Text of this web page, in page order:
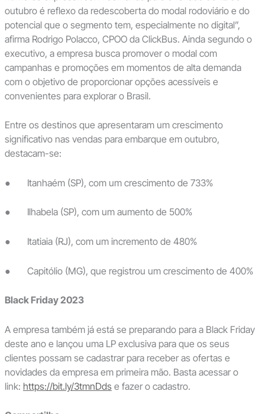
outubro é reflexo da redescoberta do modal rodoviário e do
potencial que o segmento tem, especialmente no digital”,
afirma Rodrigo Polacco, CPOO da ClickBus. Ainda segundo o
executivo, a empresa busca promover o modal com
campanhas e promoções em momentos de alta demanda
com o objetivo de proporcionar opções acessíveis e
convenientes para explorar o Brasil.
Entre os destinos que apresentaram um crescimento
significativo nas vendas para embarque em outubro,
destacam-se:
● Itanhaém (SP), com um crescimento de 733%
● Ilhabela (SP), com um aumento de 500%
● Itatiaia (RJ), com um incremento de 480%
● Capitólio (MG), que registrou um crescimento de 400%
Black Friday 2023
A empresa também já está se preparando para a Black Friday
deste ano e lançou uma LP exclusiva para que os seus
clientes possam se cadastrar para receber as ofertas e
novidades da empresa em primeira mão. Basta acessar o
link: https://bit.ly/3tmnDds e fazer o cadastro.